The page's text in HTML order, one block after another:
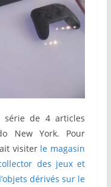
série de 4 articles
New York. Pour
visiter le magasin
des jeux et
dérivés sur le